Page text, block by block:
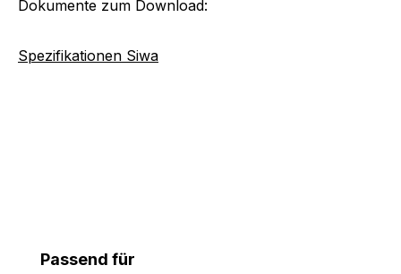
Dokumente zum Download:
Spezifikationen Siwa
Produktgalerie überspringen
Passend für